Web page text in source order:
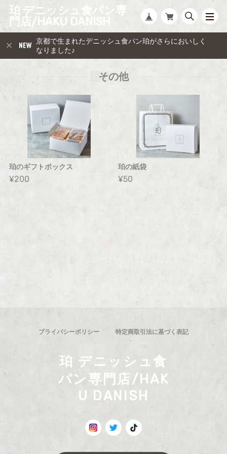
珀 デニッシュ食パン専
門店/HAKU DANISH
京都で生まれたデニッシュ食パン珀がさらにおいしく
なりました♪
その他
珀のギフトボックス
¥200
珀の紙袋
¥50
プライバシーポリシー 特定商取引法に基づく表記
珀 デニッシュ食
パン専門店/HAK
U DANISH